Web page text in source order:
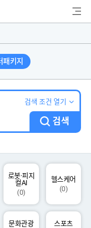
색
패키지
검색 조건 열기
검색
로봇·피지
컬AI
(0)
헬스케어
(0)
문화관광
스포츠